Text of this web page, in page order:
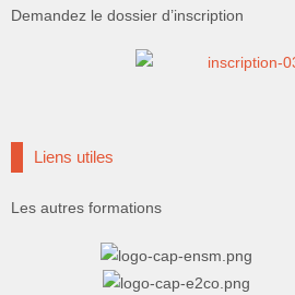
Demandez le dossier d’inscription
Liens utiles
Les autres formations